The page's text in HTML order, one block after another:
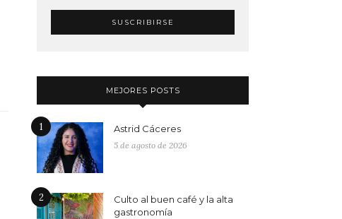
MEJORES POSTS
1 Astrid Cáceres
5 de agosto de 2026
2
Culto al buen café y la alta
gastronomía